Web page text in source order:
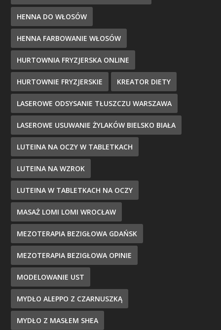
HENNA DO WŁOSÓW
HENNA FARBOWANIE WŁOSÓW
HURTOWNIA FRYZJERSKA ONLINE
HURTOWNIE FRYZJERSKIE KREATOR DIETY
LASEROWE ODSYSANIE TŁUSZCZU WARSZAWA
LASEROWE USUWANIE ŻYLAKÓW BIELSKO BIAŁA
LUTEINA NA OCZY W TABLETKACH
LUTEINA NA WZROK
LUTEINA W TABLETKACH NA OCZY
MASAŻ LOMI LOMI WROCŁAW
MEZOTERAPIA BEZIGŁOWA GDAŃSK
MEZOTERAPIA BEZIGŁOWA OPINIE
MODELOWANIE UST
MYDŁO ALEPPO Z CZARNUSZKĄ
MYDŁO Z MASŁEM SHEA